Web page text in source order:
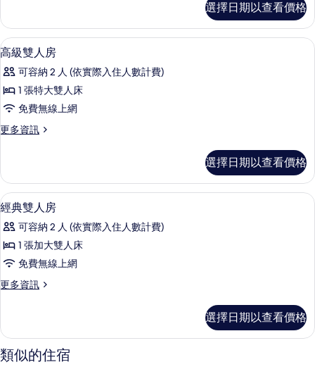
的
所
有
相
片
雙
人
房
詳
情
選擇日期以查看價格
顯
示
高
級
人
的
所
有
相
片
客房內保險箱、書桌、遮光布/窗簾、
8
高級雙人房
可容納 2 人 (依實際入住人數計費)
1 張特大雙人床
免費無線上網
更多資訊
更
雙
人
房
詳
情
選擇日期以查看價格
顯
示
經
典
人
的
所
有
客房內保險箱、書桌、遮光布/窗簾、
8
經典雙人房
可容納 2 人 (依實際入住人數計費)
1 張加大雙人床
免費無線上網
更多資訊
更
雙
人
房
選擇日期以查看價格
類似的住宿